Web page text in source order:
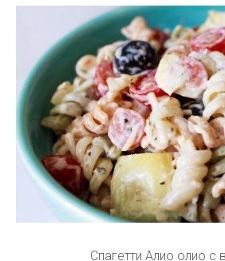
Спагетти Алио олио с